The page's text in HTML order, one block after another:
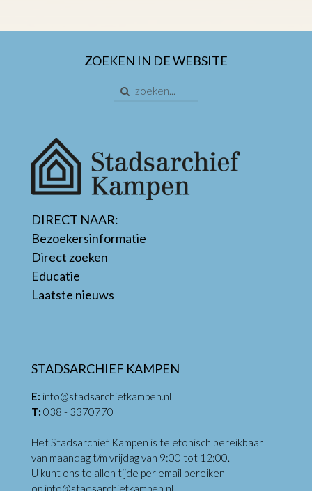
ZOEKEN IN DE WEBSITE
DIRECT NAAR:
Bezoekersinformatie
Direct zoeken
Educatie
Laatste nieuws
STADSARCHIEF KAMPEN
E: info@stadsarchiefkampen.nl
T: 038 - 3370770
Het Stadsarchief Kampen is telefonisch bereikbaar
van maandag t/m vrijdag van 9:00 tot 12:00.
U kunt ons te allen tijde per email bereiken
op info@stadsarchiefkampen.nl.